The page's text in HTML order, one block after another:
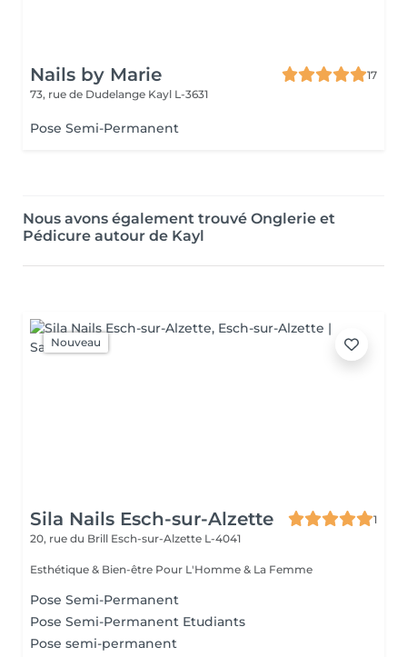
Nails by Marie
17
73, rue de Dudelange Kayl L-3631
Pose Semi-Permanent
Nous avons également trouvé Onglerie et
Pédicure autour de Kayl
Nouveau
Sila Nails Esch-sur-Alzette
1
20, rue du Brill Esch-sur-Alzette L-4041
Esthétique & Bien-être Pour L'Homme & La Femme
Pose Semi-Permanent
Pose Semi-Permanent Etudiants
Pose semi-permanent